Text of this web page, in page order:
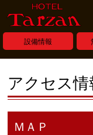
設備情報
アクセス情
ＭＡＰ